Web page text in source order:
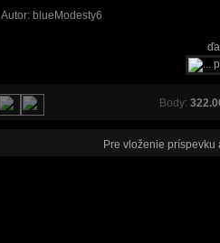
Autor: blueModesty6
Body:
Pre vloženie